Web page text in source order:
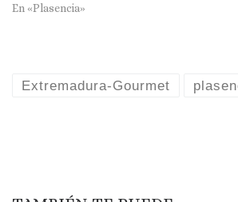
En «Plasencia»
Extremadura-Gourmet